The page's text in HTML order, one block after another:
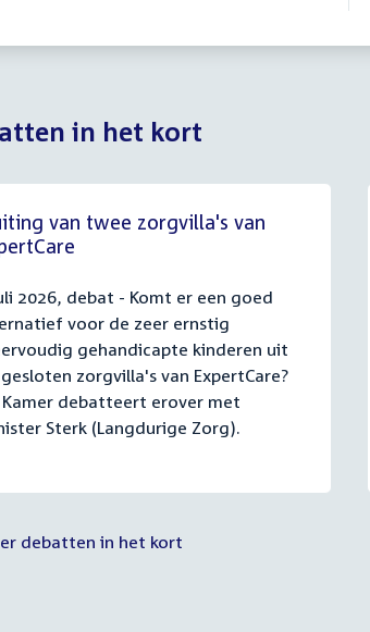
in het kort
van twee zorgvilla's van
2026, debat - Komt er een goed
voor de zeer ernstig
gehandicapte kinderen uit
zorgvilla's van ExpertCare?
Kamer debatteert erover met
Sterk (Langdurige Zorg).
debatten in het kort